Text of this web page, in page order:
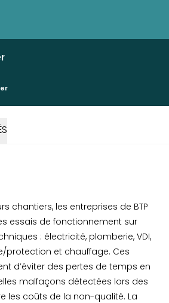
chantiers, les entreprises de BTP
essais de fonctionnement sur
: électricité, plomberie, VDI,
protection et chauffage. Ces
d’éviter des pertes de temps en
malfaçons détectées lors des
les coûts de la non-qualité. La